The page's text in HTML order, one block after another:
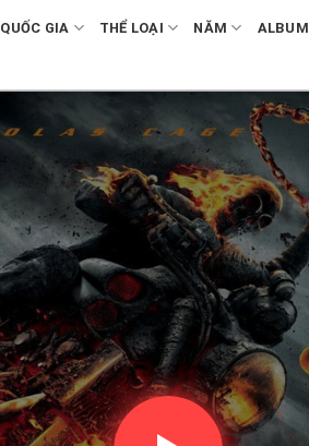
QUỐC GIA THỂ LOẠI NĂM ALBUM